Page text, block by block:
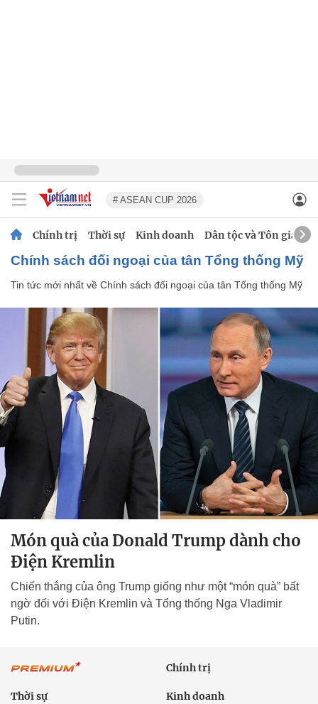
# ASEAN CUP 2026
Chính trị Thời sự Kinh doanh Dân tộc và Tôn giáo
Chính sách đối ngoại của tân Tổng thống Mỹ
Tin tức mới nhất về Chính sách đối ngoại của tân Tổng thống Mỹ
Món quà của Donald Trump dành cho
Điện Kremlin
Chiến thắng của ông Trump giống như một “món quà” bất
ngờ đối với Điện Kremlin và Tổng thống Nga Vladimir
Putin.
Chính trị
Thời sự Kinh doanh